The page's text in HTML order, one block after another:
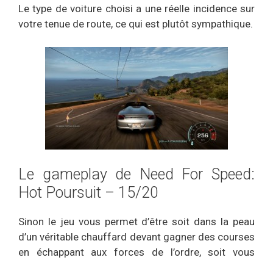
Le type de voiture choisi a une réelle incidence sur
votre tenue de route, ce qui est plutôt sympathique.
Le gameplay de Need For Speed:
Hot Poursuit – 15/20
Sinon le jeu vous permet d’être soit dans la peau
d’un véritable chauffard devant gagner des courses
en échappant aux forces de l’ordre, soit vous